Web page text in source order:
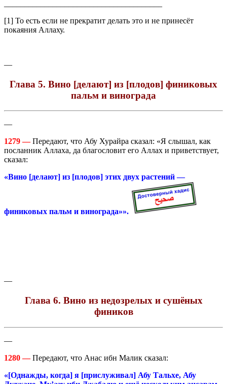
[1] То есть если не прекратит делать это и не принесёт
покаяния Аллаху.
—
Глава 5. Вино [делают] из [плодов] финиковых
пальм и винограда
—
1279 —Передают, что Абу Хурайра сказал: «Я слышал, как
посланник Аллаха, да благословит его Аллах и приветствует,
сказал:
«Вино [делают] из [плодов] этих двух растений —
финиковых пальм и винограда»».
—
Глава 6. Вино из недозрелых и сушёных
фиников
—
1280 —Передают, что Анас ибн Малик сказал:
«[Однажды, когда] я [прислуживал] Абу Тальхе, Абу